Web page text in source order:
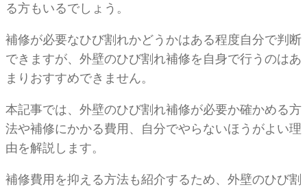
る方もいるでしょう。
補修が必要なひび割れかどうかはある程度自分で判断
できますが、外壁のひび割れ補修を自身で行うのはあ
まりおすすめできません。
本記事では、外壁のひび割れ補修が必要か確かめる方
法や補修にかかる費用、自分でやらないほうがよい理
由を解説します。
補修費用を抑える方法も紹介するため、外壁のひび割